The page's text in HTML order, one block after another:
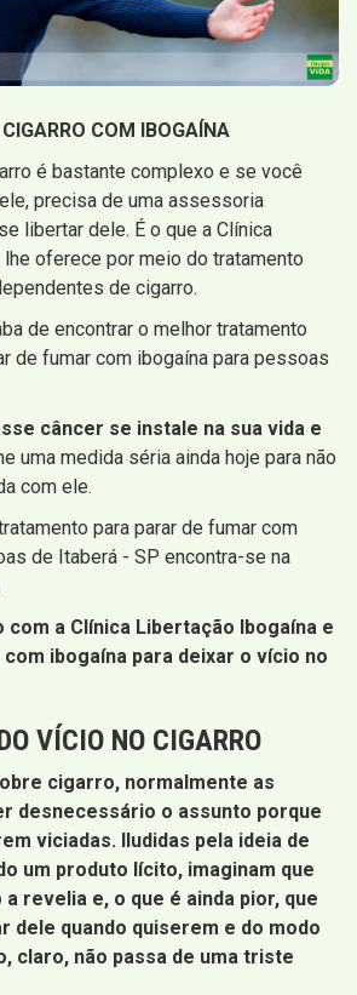
COM IBOGAÍNA
é bastante complexo e se você
precisa de uma assessoria
libertar dele. É o que a Clínica
lhe oferece por meio do tratamento
de cigarro.
de encontrar o melhor tratamento
de fumar com ibogaína para pessoas
câncer se instale na sua vida e
uma medida séria ainda hoje para não
com ele.
para parar de fumar com
de Itaberá - SP encontra-se na
com a Clínica Libertação Ibogaína e
ibogaína para deixar o vício no
VÍCIO NO CIGARRO
cigarro, normalmente as
desnecessário o assunto porque
viciadas. Iludidas pela ideia de
um produto lícito, imaginam que
revelia e, o que é ainda pior, que
dele quando quiserem e do modo
claro, não passa de uma triste